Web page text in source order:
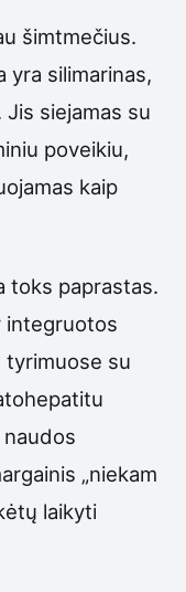
šimtmečius.
yra silimarinas,
Jis siejamas su
poveikiu,
kaip
toks paprastas.
integruotos
su
„niekam
laikyti